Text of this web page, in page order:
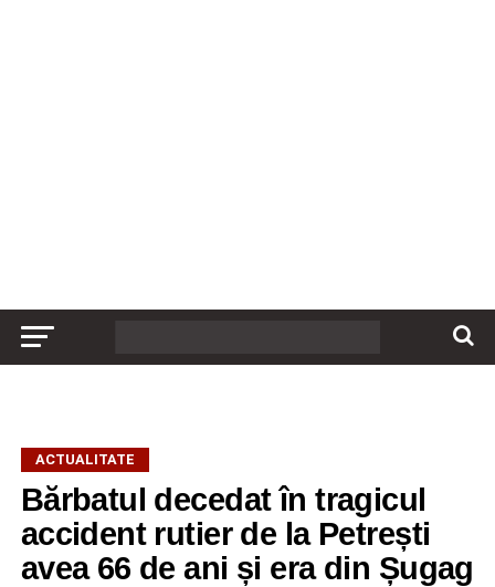
ACTUALITATE
Bărbatul decedat în tragicul
accident rutier de la Petrești
avea 66 de ani și era din Șugag